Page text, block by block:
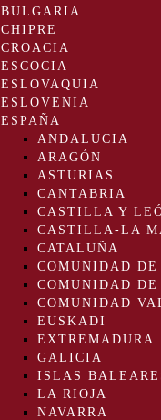
BULGARIA
CHIPRE
CROACIA
ESCOCIA
ESLOVAQUIA
ESLOVENIA
ESPAÑA
ANDALUCIA
ARAGÓN
ASTURIAS
CANTABRIA
CASTILLA Y
CASTILLA-LA
CATALUÑA
COMUNIDAD
COMUNIDAD
COMUNIDAD
EUSKADI
EXTREMADURA
GALICIA
ISLAS
LA RIOJA
NAVARRA